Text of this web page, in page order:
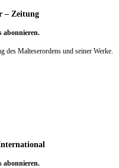
– Zeitung
abonnieren.
des Malteserordens und seiner Werke.
abonnieren.